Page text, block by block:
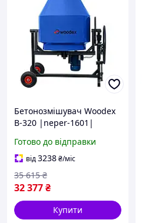
Бетонозмішувач Woodex
B-320 |neper-1601|
Готово до відправки
від3238₴/міс
32 377₴
35 615 ₴
Купити